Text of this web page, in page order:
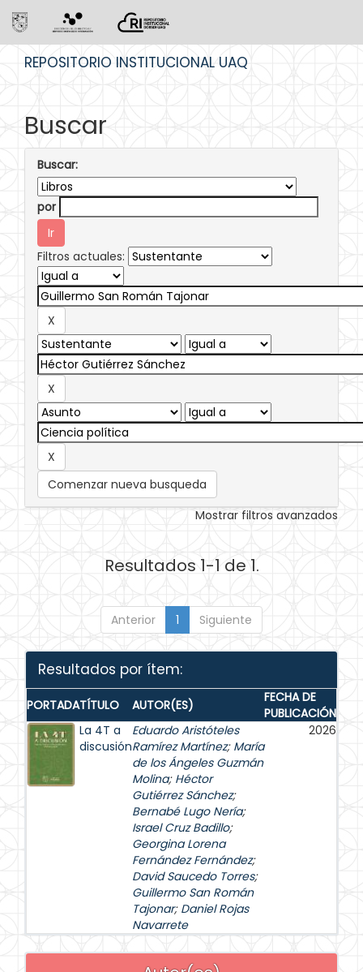
REPOSITORIO INSTITUCIONAL UAQ
Buscar
Buscar:
por
Filtros actuales:
Comenzar nueva busqueda
Mostrar filtros avanzados
Resultados 1-1 de 1.
Anterior 1 Siguiente
Resultados por ítem:
PORTADATÍTULO AUTOR(ES)
FECHA DE
PUBLICACIÓN
La 4T a
discusión
Eduardo Aristóteles
Ramírez Martínez; María
de los Ángeles Guzmán
Molina; Héctor
Gutiérrez Sánchez;
Bernabé Lugo Nería;
Israel Cruz Badillo;
Georgina Lorena
Fernández Fernández;
David Saucedo Torres;
Guillermo San Román
Tajonar; Daniel Rojas
Navarrete
2026